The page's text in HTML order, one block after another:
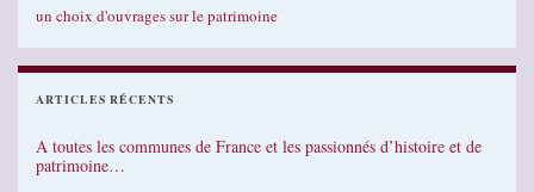
un choix d'ouvrages sur le patrimoine
ARTICLES RÉCENTS
A toutes les communes de France et les passionnés d’histoire et de
patrimoine…